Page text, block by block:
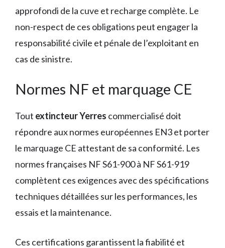
approfondi de la cuve et recharge complète. Le
non-respect de ces obligations peut engager la
responsabilité civile et pénale de l’exploitant en
cas de sinistre.
Normes NF et marquage CE
Tout extincteur Yerres commercialisé doit
répondre aux normes européennes EN3 et porter
le marquage CE attestant de sa conformité. Les
normes françaises NF S61-900 à NF S61-919
complètent ces exigences avec des spécifications
techniques détaillées sur les performances, les
essais et la maintenance.
Ces certifications garantissent la fiabilité et